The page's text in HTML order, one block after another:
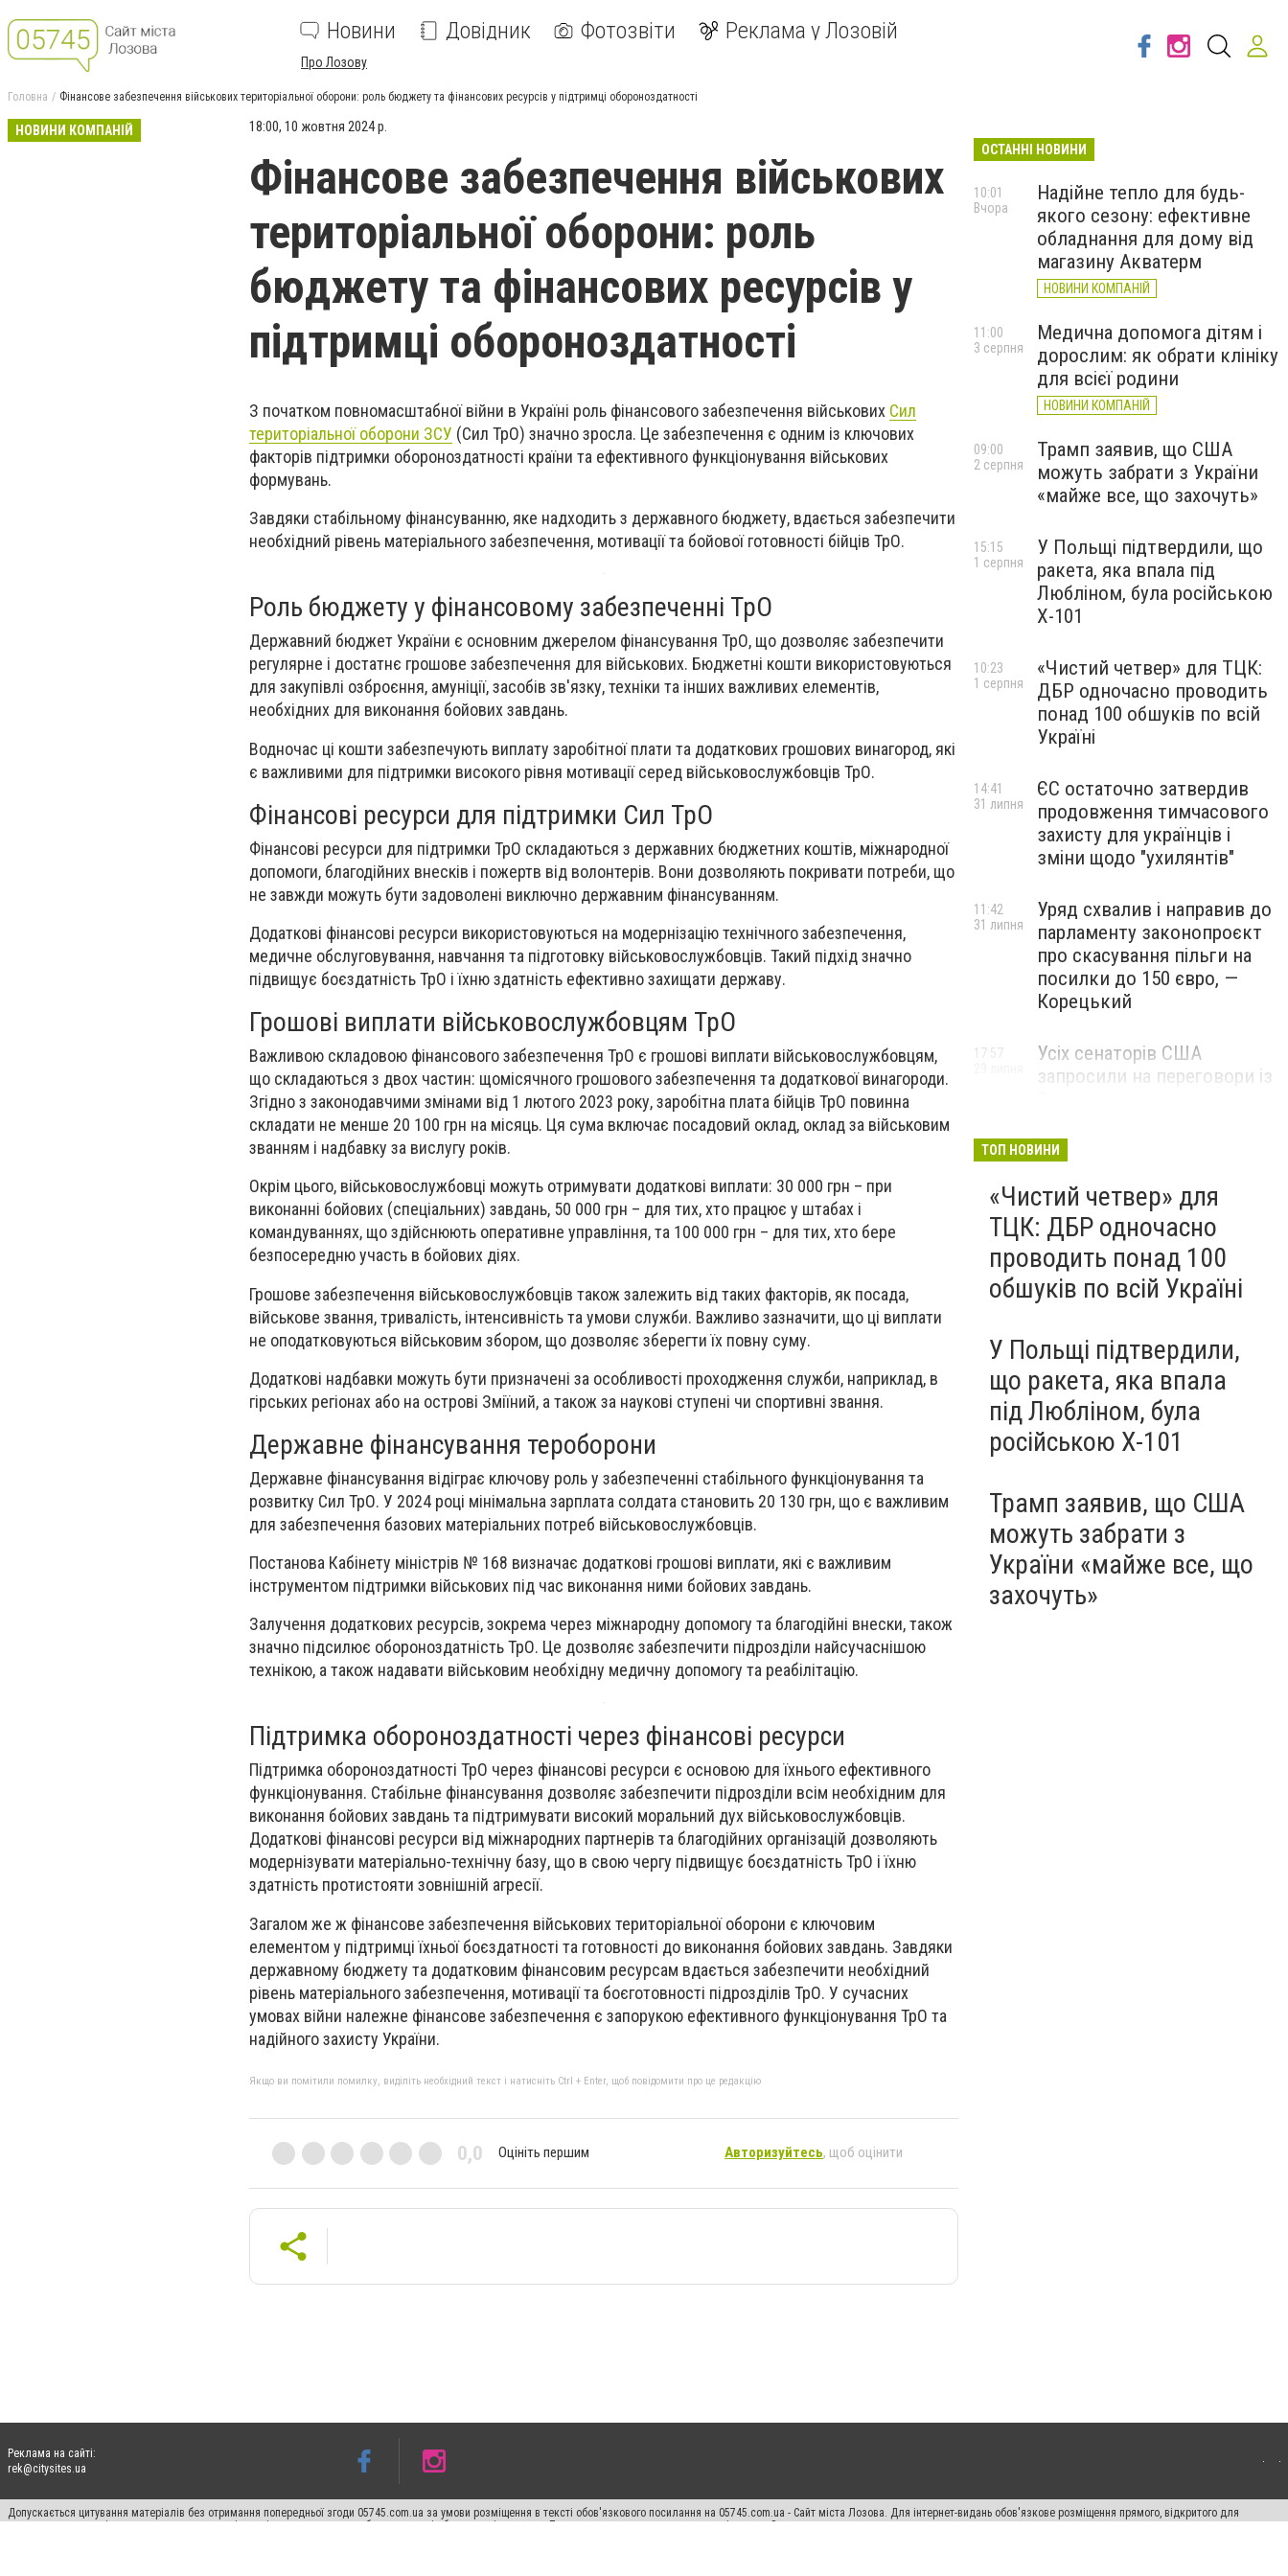
Новини Довідник Фотозвіти Реклама у Лозовій
Про Лозову
Головна Фінансове забезпечення військових територіальної оборони: роль бюджету та фінансових ресурсів у підтримці обороноздатності
НОВИНИ КОМПАНІЙ 18:00, 10 жовтня 2024 р.
Фінансове забезпечення військових
територіальної оборони: роль
бюджету та фінансових ресурсів у
підтримці обороноздатності
З початком повномасштабної війни в Україні роль фінансового забезпечення військових Сил
територіальної оборони ЗСУ (Сил ТрО) значно зросла. Це забезпечення є одним із ключових
факторів підтримки обороноздатності країни та ефективного функціонування військових
формувань.
Завдяки стабільному фінансуванню, яке надходить з державного бюджету, вдається забезпечити
необхідний рівень матеріального забезпечення, мотивації та бойової готовності бійців ТрО.
Роль бюджету у фінансовому забезпеченні ТрО
Державний бюджет України є основним джерелом фінансування ТрО, що дозволяє забезпечити
регулярне і достатнє грошове забезпечення для військових. Бюджетні кошти використовуються
для закупівлі озброєння, амуніції, засобів зв'язку, техніки та інших важливих елементів,
необхідних для виконання бойових завдань.
Водночас ці кошти забезпечують виплату заробітної плати та додаткових грошових винагород, які
є важливими для підтримки високого рівня мотивації серед військовослужбовців ТрО.
Фінансові ресурси для підтримки Сил ТрО
Фінансові ресурси для підтримки ТрО складаються з державних бюджетних коштів, міжнародної
допомоги, благодійних внесків і пожертв від волонтерів. Вони дозволяють покривати потреби, що
не завжди можуть бути задоволені виключно державним фінансуванням.
Додаткові фінансові ресурси використовуються на модернізацію технічного забезпечення,
медичне обслуговування, навчання та підготовку військовослужбовців. Такий підхід значно
підвищує боєздатність ТрО і їхню здатність ефективно захищати державу.
Грошові виплати військовослужбовцям ТрО
Важливою складовою фінансового забезпечення ТрО є грошові виплати військовослужбовцям,
що складаються з двох частин: щомісячного грошового забезпечення та додаткової винагороди.
Згідно з законодавчими змінами від 1 лютого 2023 року, заробітна плата бійців ТрО повинна
складати не менше 20 100 грн на місяць. Ця сума включає посадовий оклад, оклад за військовим
званням і надбавку за вислугу років.
Окрім цього, військовослужбовці можуть отримувати додаткові виплати: 30 000 грн – при
виконанні бойових (спеціальних) завдань, 50 000 грн – для тих, хто працює у штабах і
командуваннях, що здійснюють оперативне управління, та 100 000 грн – для тих, хто бере
безпосередню участь в бойових діях.
Грошове забезпечення військовослужбовців також залежить від таких факторів, як посада,
військове звання, тривалість, інтенсивність та умови служби. Важливо зазначити, що ці виплати
не оподатковуються військовим збором, що дозволяє зберегти їх повну суму.
Додаткові надбавки можуть бути призначені за особливості проходження служби, наприклад, в
гірських регіонах або на острові Зміїний, а також за наукові ступені чи спортивні звання.
Державне фінансування тероборони
Державне фінансування відіграє ключову роль у забезпеченні стабільного функціонування та
розвитку Сил ТрО. У 2024 році мінімальна зарплата солдата становить 20 130 грн, що є важливим
для забезпечення базових матеріальних потреб військовослужбовців.
Постанова Кабінету міністрів № 168 визначає додаткові грошові виплати, які є важливим
інструментом підтримки військових під час виконання ними бойових завдань.
Залучення додаткових ресурсів, зокрема через міжнародну допомогу та благодійні внески, також
значно підсилює обороноздатність ТрО. Це дозволяє забезпечити підрозділи найсучаснішою
технікою, а також надавати військовим необхідну медичну допомогу та реабілітацію.
Підтримка обороноздатності через фінансові ресурси
Підтримка обороноздатності ТрО через фінансові ресурси є основою для їхнього ефективного
функціонування. Стабільне фінансування дозволяє забезпечити підрозділи всім необхідним для
виконання бойових завдань та підтримувати високий моральний дух військовослужбовців.
Додаткові фінансові ресурси від міжнародних партнерів та благодійних організацій дозволяють
модернізувати матеріально-технічну базу, що в свою чергу підвищує боєздатність ТрО і їхню
здатність протистояти зовнішній агресії.
Загалом же ж фінансове забезпечення військових територіальної оборони є ключовим
елементом у підтримці їхньої боєздатності та готовності до виконання бойових завдань. Завдяки
державному бюджету та додатковим фінансовим ресурсам вдається забезпечити необхідний
рівень матеріального забезпечення, мотивації та боєготовності підрозділів ТрО. У сучасних
умовах війни належне фінансове забезпечення є запорукою ефективного функціонування ТрО та
надійного захисту України.
Якщо ви помітили помилку, виділіть необхідний текст і натисніть Ctrl + Enter, щоб повідомити про це редакцію
0,0 Оцініть першим Авторизуйтесь, щоб оцінити
ОСТАННІ НОВИНИ
Надійне тепло для будь-
якого сезону: ефективне
обладнання для дому від
магазину Акватерм
НОВИНИ КОМПАНІЙ
10:01
Вчора
Медична допомога дітям і
дорослим: як обрати клініку
для всієї родини
НОВИНИ КОМПАНІЙ
11:00
3 серпня
Трамп заявив, що США
можуть забрати з України
«майже все, що захочуть»
09:00
2 серпня
У Польщі підтвердили, що
ракета, яка впала під
Любліном, була російською
Х-101
15:15
1 серпня
«Чистий четвер» для ТЦК:
ДБР одночасно проводить
понад 100 обшуків по всій
Україні
10:23
1 серпня
ЄС остаточно затвердив
продовження тимчасового
захисту для українців і
зміни щодо "ухилянтів"
14:41
31 липня
Уряд схвалив і направив до
парламенту законопроєкт
про скасування пільги на
посилки до 150 євро, —
Корецький
11:42
31 липня
Усіх сенаторів США
запросили на переговори із
Росії, – The Hill
17:57
ТОП НОВИНИ
«Чистий четвер» для
ТЦК: ДБР одночасно
проводить понад 100
обшуків по всій Україні
У Польщі підтвердили,
що ракета, яка впала
під Любліном, була
російською Х-101
Трамп заявив, що США
можуть забрати з
України «майже все, що
захочуть»
Реклама на сайті:
rek@citysites.ua
Допускається цитування матеріалів без отримання попередньої згоди 05745.com.ua за умови розміщення в тексті обов'язкового посилання на 05745.com.ua - Сайт міста Лозова. Для інтернет-видань обов'язкове розміщення прямого, відкритого для
пошукових систем гіперпосилання на цитовані статті не нижче другого абзацу в тексті або в якості джерела. Порушення виняткових прав переслідується Законом.